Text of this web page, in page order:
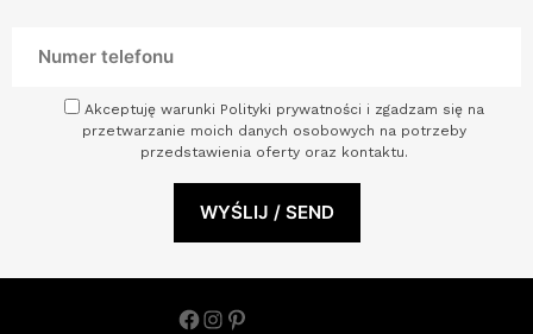
Akceptuję warunki Polityki prywatności i zgadzam się na
przetwarzanie moich danych osobowych na potrzeby
przedstawienia oferty oraz kontaktu.
Facebook Instagram Pinterest